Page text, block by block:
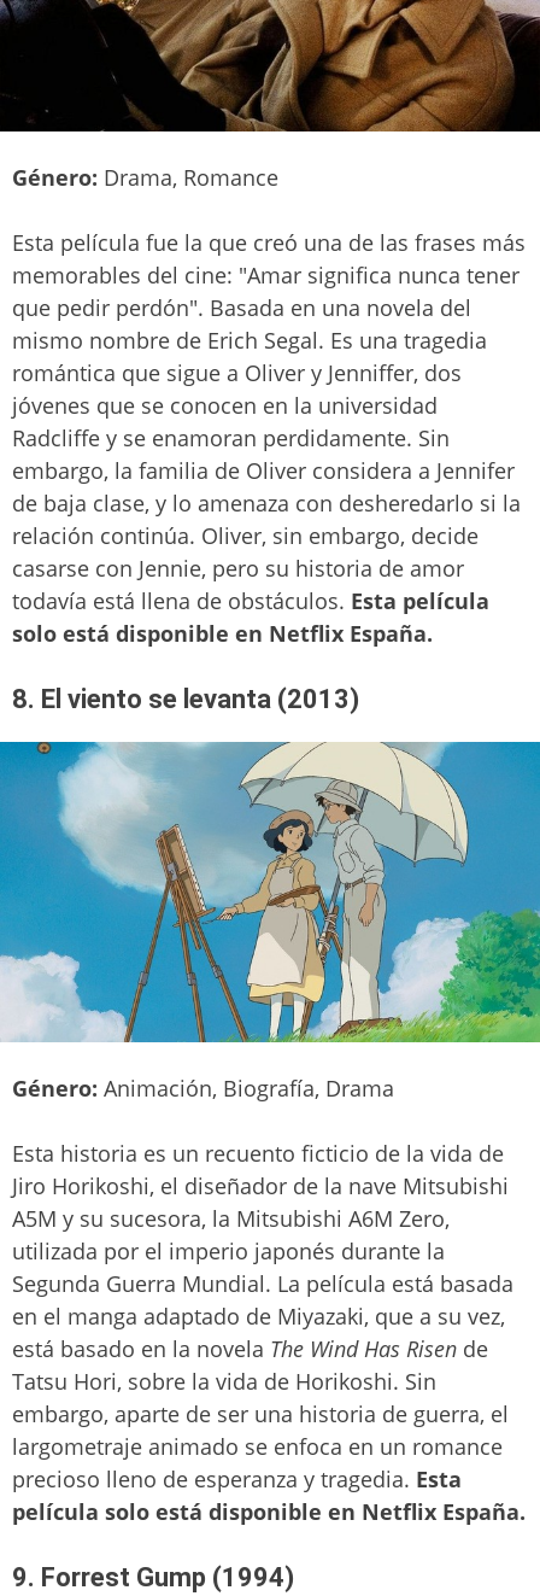
Género: Drama, Romance
Esta película fue la que creó una de las frases más
memorables del cine: "Amar significa nunca tener
que pedir perdón". Basada en una novela del
mismo nombre de Erich Segal. Es una tragedia
romántica que sigue a Oliver y Jenniffer, dos
jóvenes que se conocen en la universidad
Radcliffe y se enamoran perdidamente. Sin
embargo, la familia de Oliver considera a Jennifer
de baja clase, y lo amenaza con desheredarlo si la
relación continúa. Oliver, sin embargo, decide
casarse con Jennie, pero su historia de amor
todavía está llena de obstáculos. Esta película
solo está disponible en Netflix España.
8. El viento se levanta (2013)
Género: Animación, Biografía, Drama
Esta historia es un recuento ficticio de la vida de
Jiro Horikoshi, el diseñador de la nave Mitsubishi
A5M y su sucesora, la Mitsubishi A6M Zero,
utilizada por el imperio japonés durante la
Segunda Guerra Mundial. La película está basada
en el manga adaptado de Miyazaki, que a su vez,
está basado en la novela The Wind Has Risen de
Tatsu Hori, sobre la vida de Horikoshi. Sin
embargo, aparte de ser una historia de guerra, el
largometraje animado se enfoca en un romance
precioso lleno de esperanza y tragedia. Esta
película solo está disponible en Netflix España.
9. Forrest Gump (1994)